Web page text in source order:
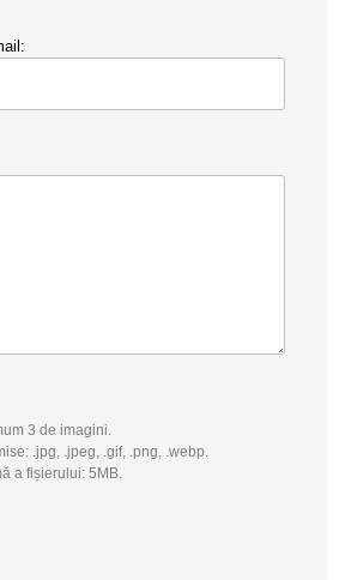
3 de imagini.
.jpg, .jpeg, .gif, .png, .webp.
a fișierului: 5MB.